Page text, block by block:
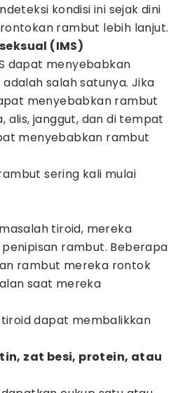
kondisi ini sejak dini
rambut lebih lanjut.
(IMS)
dapat menyebabkan
salah satunya. Jika
menyebabkan rambut
alis, janggut, dan di tempat
menyebabkan rambut
sering kali mulai
tiroid, mereka
rambut. Beberapa
rambut mereka rontok
saat mereka
dapat membalikkan
zat besi, protein, atau